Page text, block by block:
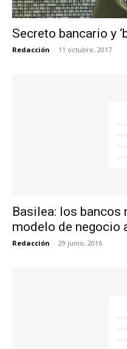
Secreto bancario y
Redacción - 11 octubre, 2017
Basilea: los bancos
modelo de negocio
Redacción - 29 junio, 2016